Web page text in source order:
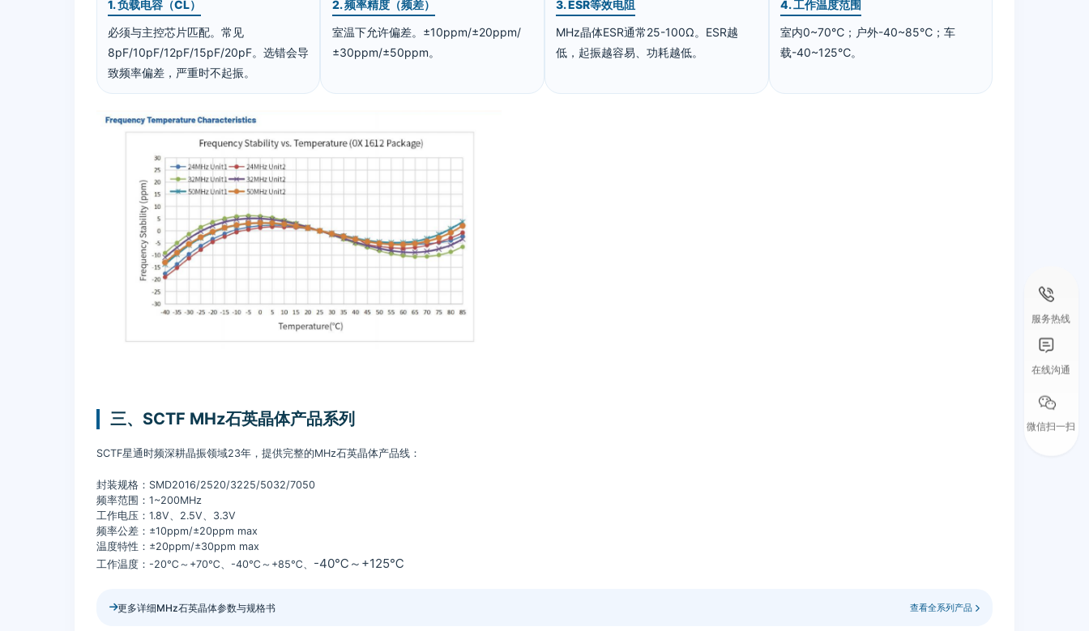
1. 负载电容（CL）
必须与主控芯片匹配。常见
8pF/10pF/12pF/15pF/20pF。选错会导
致频率偏差，严重时不起振。
2. 频率精度（频差）
室温下允许偏差。±10ppm/±20ppm/
±30ppm/±50ppm。
3. ESR等效电阻
MHz晶体ESR通常25-100Ω。ESR越
低，起振越容易、功耗越低。
4. 工作温度范围
室内0~70℃；户外-40~85℃；车
载-40~125℃。
三、SCTF MHz石英晶体产品系列
SCTF星通时频深耕晶振领域23年，提供完整的MHz石英晶体产品线：
封装规格：SMD2016/2520/3225/5032/7050
频率范围：1~200MHz
工作电压：1.8V、2.5V、3.3V
频率公差：±10ppm/±20ppm max
温度特性：±20ppm/±30ppm max
工作温度：-20℃～+70℃、-40℃～+85℃、 -40℃～+125℃
更多详细MHz石英晶体参数与规格书 查看全系列产品
服务热线
在线沟通
微信扫一扫